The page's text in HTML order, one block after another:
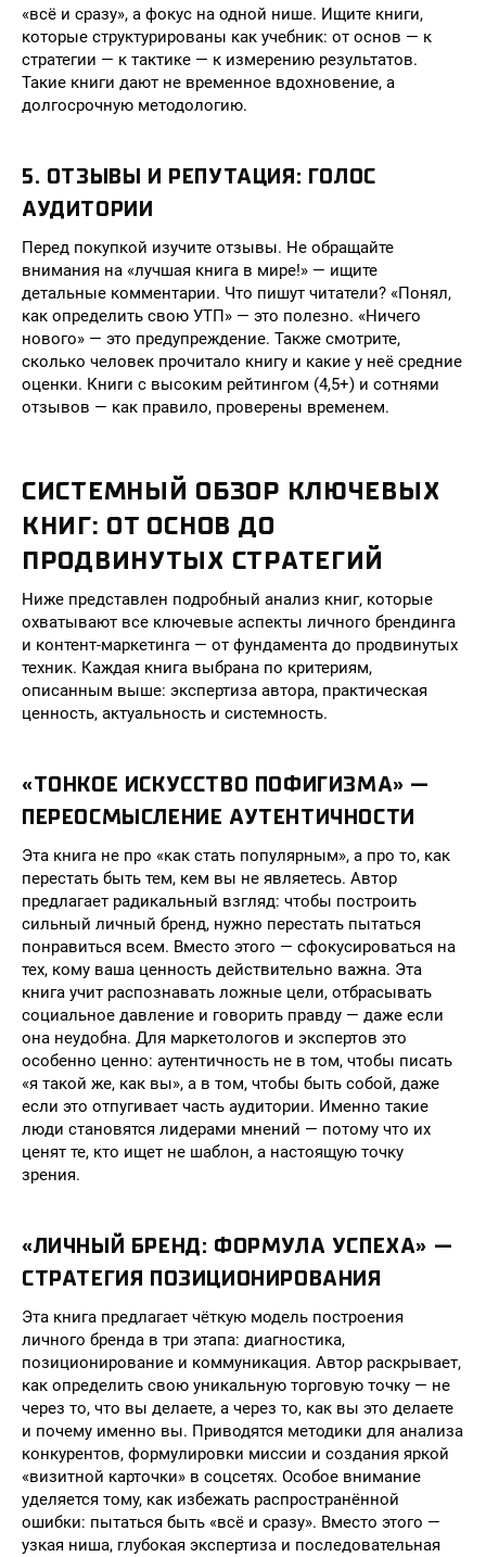
«всё и сразу», а фокус на одной нише. Ищите книги,
которые структурированы как учебник: от основ — к
стратегии — к тактике — к измерению результатов.
Такие книги дают не временное вдохновение, а
долгосрочную методологию.
5. ОТЗЫВЫ И РЕПУТАЦИЯ: ГОЛОС
АУДИТОРИИ
Перед покупкой изучите отзывы. Не обращайте
внимания на «лучшая книга в мире!» — ищите
детальные комментарии. Что пишут читатели? «Понял,
как определить свою УТП» — это полезно. «Ничего
нового» — это предупреждение. Также смотрите,
сколько человек прочитало книгу и какие у неё средние
оценки. Книги с высоким рейтингом (4,5+) и сотнями
отзывов — как правило, проверены временем.
СИСТЕМНЫЙ ОБЗОР КЛЮЧЕВЫХ
КНИГ: ОТ ОСНОВ ДО
ПРОДВИНУТЫХ СТРАТЕГИЙ
Ниже представлен подробный анализ книг, которые
охватывают все ключевые аспекты личного брендинга
и контент-маркетинга — от фундамента до продвинутых
техник. Каждая книга выбрана по критериям,
описанным выше: экспертиза автора, практическая
ценность, актуальность и системность.
«ТОНКОЕ ИСКУССТВО ПОФИГИЗМА» —
ПЕРЕОСМЫСЛЕНИЕ АУТЕНТИЧНОСТИ
Эта книга не про «как стать популярным», а про то, как
перестать быть тем, кем вы не являетесь. Автор
предлагает радикальный взгляд: чтобы построить
сильный личный бренд, нужно перестать пытаться
понравиться всем. Вместо этого — сфокусироваться на
тех, кому ваша ценность действительно важна. Эта
книга учит распознавать ложные цели, отбрасывать
социальное давление и говорить правду — даже если
она неудобна. Для маркетологов и экспертов это
особенно ценно: аутентичность не в том, чтобы писать
«я такой же, как вы», а в том, чтобы быть собой, даже
если это отпугивает часть аудитории. Именно такие
люди становятся лидерами мнений — потому что их
ценят те, кто ищет не шаблон, а настоящую точку
зрения.
«ЛИЧНЫЙ БРЕНД: ФОРМУЛА УСПЕХА» —
СТРАТЕГИЯ ПОЗИЦИОНИРОВАНИЯ
Эта книга предлагает чёткую модель построения
личного бренда в три этапа: диагностика,
позиционирование и коммуникация. Автор раскрывает,
как определить свою уникальную торговую точку — не
через то, что вы делаете, а через то, как вы это делаете
и почему именно вы. Приводятся методики для анализа
конкурентов, формулировки миссии и создания яркой
«визитной карточки» в соцсетях. Особое внимание
уделяется тому, как избежать распространённой
ошибки: пытаться быть «всё и сразу». Вместо этого —
узкая ниша, глубокая экспертиза и последовательная